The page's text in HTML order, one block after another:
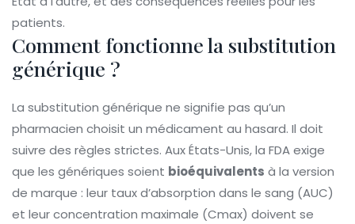
patients.
Comment fonctionne la substitution
générique ?
La substitution générique ne signifie pas qu’un
pharmacien choisit un médicament au hasard. Il doit
suivre des règles strictes. Aux États-Unis, la FDA exige
que les génériques soient bioéquivalents à la version
de marque : leur taux d’absorption dans le sang (AUC)
et leur concentration maximale (Cmax) doivent se